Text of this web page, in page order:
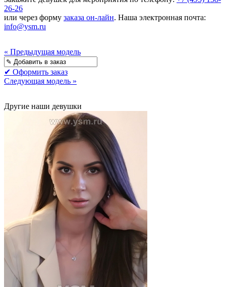
26-26
или через форму заказа он-лайн. Наша электронная почта:
info@ysm.ru
« Предыдущая модель
✔ Оформить заказ
Следующая модель »
Другие наши девушки